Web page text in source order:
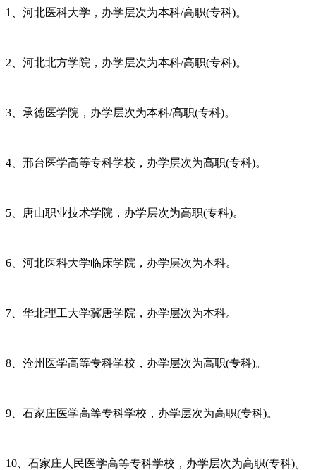
1、河北医科大学，办学层次为本科/高职(专科)。
2、河北北方学院，办学层次为本科/高职(专科)。
3、承德医学院，办学层次为本科/高职(专科)。
4、邢台医学高等专科学校，办学层次为高职(专科)。
5、唐山职业技术学院，办学层次为高职(专科)。
6、河北医科大学临床学院，办学层次为本科。
7、华北理工大学冀唐学院，办学层次为本科。
8、沧州医学高等专科学校，办学层次为高职(专科)。
9、石家庄医学高等专科学校，办学层次为高职(专科)。
10、石家庄人民医学高等专科学校，办学层次为高职(专科)。